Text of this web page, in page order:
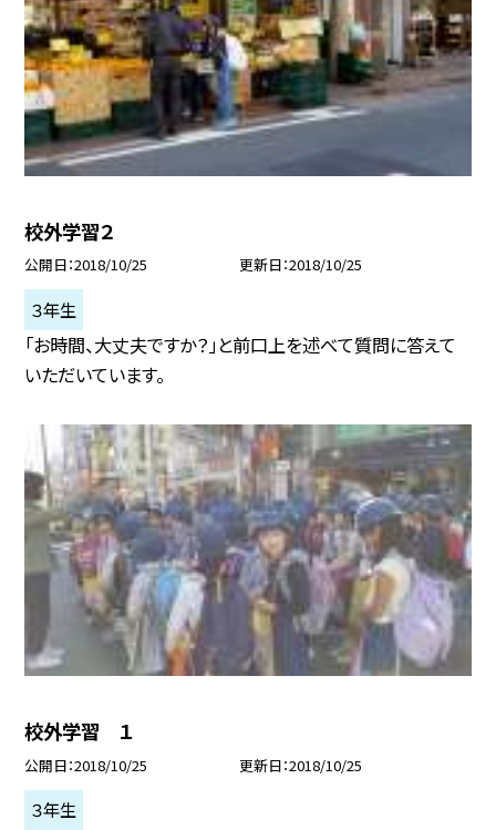
校外学習２
公開日 2018/10/25 更新日 2018/10/25
３年生
「お時間、大丈夫ですか？」と前口上を述べて質問に答えて
いただいています。
校外学習 １
公開日 2018/10/25 更新日 2018/10/25
３年生